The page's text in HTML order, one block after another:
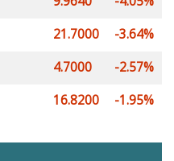
21.7000
-3.64%
4.7000
-2.57%
16.8200 -1.95%